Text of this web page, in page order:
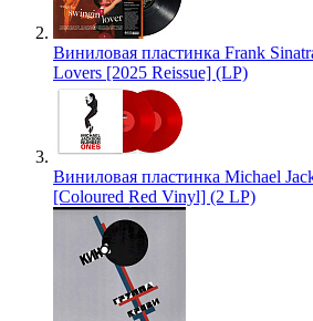
Виниловая пластинка Frank
Lovers [2025 Reissue] (LP)
Виниловая пластинка Michael
[Coloured Red Vinyl] (2 LP)